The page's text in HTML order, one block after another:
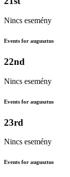
Nincs esemény
Events for augusztus
22nd
Nincs esemény
Events for augusztus
23rd
Nincs esemény
Events for augusztus